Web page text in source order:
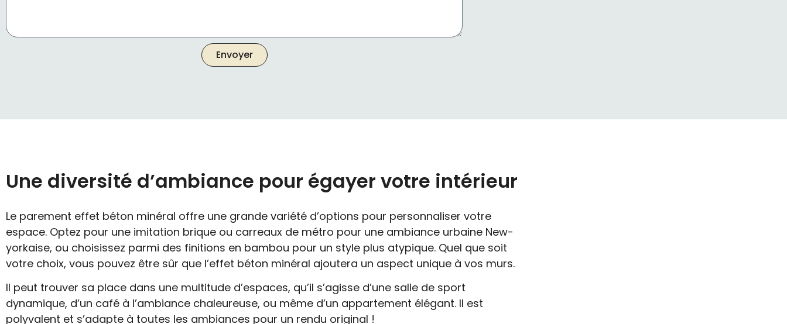
Envoyer
Une diversité d’ambiance pour égayer votre intérieur
Le parement effet béton minéral offre une grande variété d’options pour personnaliser votre
espace. Optez pour une imitation brique ou carreaux de métro pour une ambiance urbaine New-
yorkaise, ou choisissez parmi des finitions en bambou pour un style plus atypique. Quel que soit
votre choix, vous pouvez être sûr que l’effet béton minéral ajoutera un aspect unique à vos murs.
Il peut trouver sa place dans une multitude d’espaces, qu’il s’agisse d’une salle de sport
dynamique, d’un café à l’ambiance chaleureuse, ou même d’un appartement élégant. Il est
polyvalent et s’adapte à toutes les ambiances pour un rendu original !